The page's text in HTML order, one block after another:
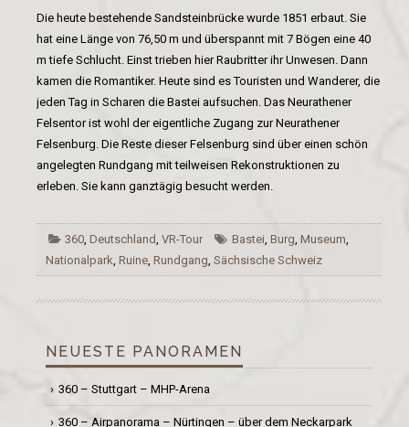
Die heute bestehende Sandsteinbrücke wurde 1851 erbaut. Sie
hat eine Länge von 76,50 m und überspannt mit 7 Bögen eine 40
m tiefe Schlucht. Einst trieben hier Raubritter ihr Unwesen. Dann
kamen die Romantiker. Heute sind es Touristen und Wanderer, die
jeden Tag in Scharen die Bastei aufsuchen. Das Neurathener
Felsentor ist wohl der eigentliche Zugang zur Neurathener
Felsenburg. Die Reste dieser Felsenburg sind über einen schön
angelegten Rundgang mit teilweisen Rekonstruktionen zu
erleben. Sie kann ganztägig besucht werden.
360,Deutschland,VR-Tour Bastei, Burg, Museum,
Nationalpark, Ruine, Rundgang, Sächsische Schweiz
NEUESTE PANORAMEN
360 – Stuttgart – MHP-Arena
360 – Airpanorama – Nürtingen – über dem Neckarpark